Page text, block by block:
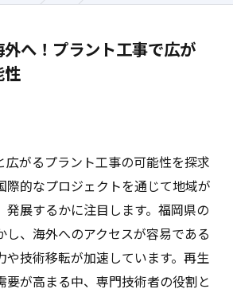
へ！プラント工事で広が
性
広がるプラント工事の可能性を探求
際的なプロジェクトを通じて地域が
発展するかに注目します。福岡県の
し、海外へのアクセスが容易である
や技術移転が加速しています。再生
要が高まる中、専門技術者の役割と